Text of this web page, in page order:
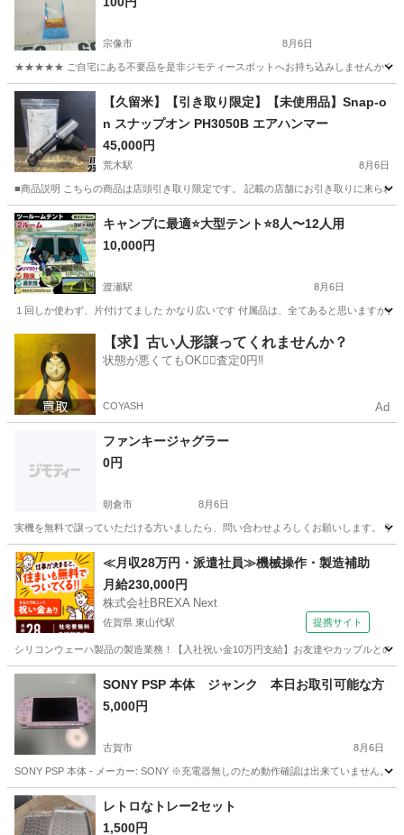
宗像市 8月6日
★★★★★ ご自宅にある不要品を是非ジモティースポットへお持ち込みしませんか？
福岡 宗像市 その他 スポット
【久留米】【引き取り限定】【未使用品】Snap-o
n スナップオン PH3050B エアハンマー
45,000円
荒木駅 8月6日
■商品説明 こちらの商品は店頭引き取り限定です。 記載の店舗にお引き取りに来ら
福岡 久留米市 荒木駅 その他
キャンプに最適⭐️大型テント⭐️8人〜12人用
10,000円
渡瀬駅 8月6日
１回しか使わず、片付けてました かなり広いです 付属品は、全てあると思いますが
渡瀬駅 その他
【求】古い人形譲ってくれませんか？
状態が悪くてもOK🙆‍♀️査定0円‼️
COYASH Ad
ファンキージャグラー
0円
朝倉市 8月6日
実機を無料で譲っていただける方いましたら、問い合わせよろしくお願いします。 引
福岡 朝倉市 その他
≪月収28万円・派遣社員≫機械操作・製造補助
月給230,000円
株式会社BREXA Next
佐賀県 東山代駅 提携サイト
シリコンウェーハ製品の製造業務！【入社祝い金10万円支給】お友達やカップルと
佐賀 伊万里市 その他
SONY PSP 本体 ジャンク 本日お取引可能な方
5,000円
古賀市 8月6日
SONY PSP 本体 - メーカー: SONY ※充電器無しのため動作確認は出来ていません。
福岡 古賀市 その他
レトロなトレー2セット
1,500円